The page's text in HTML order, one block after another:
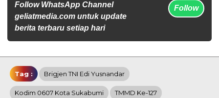
Follow WhatsApp Channel
geliatmedia.com untuk update
berita terbaru setiap hari
Follow
Tag : Brigjen TNI Edi Yusnandar
Kodim 0607 Kota Sukabumi TMMD Ke-127